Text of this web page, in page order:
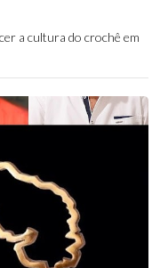
a cultura do crochê em